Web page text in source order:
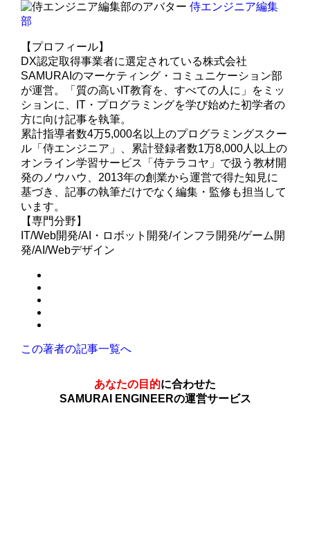
侍エンジニア編集
部
【プロフィール】
DX認定取得事業者に選定されている株式会社
SAMURAIのマーケティング・コミュニケーション部
が運営。「質の高いIT教育を、すべての人に」をミッ
ションに、IT・プログラミングを学び始めた初学者の
方に向け記事を執筆。
累計指導者数4万5,000名以上のプログラミングスクー
ル「侍エンジニア」、累計登録者数1万8,000人以上の
オンライン学習サービス「侍テラコヤ」で扱う教材開
発のノウハウ、2013年の創業から運営で得た知見に
基づき、記事の執筆だけでなく編集・監修も担当して
います。
【専門分野】
IT/Web開発/AI・ロボット開発/インフラ開発/ゲーム開
発/AI/Webデザイン
この著者の記事一覧へ
あなたの目的に合わせた
SAMURAI ENGINEERの運営サービス